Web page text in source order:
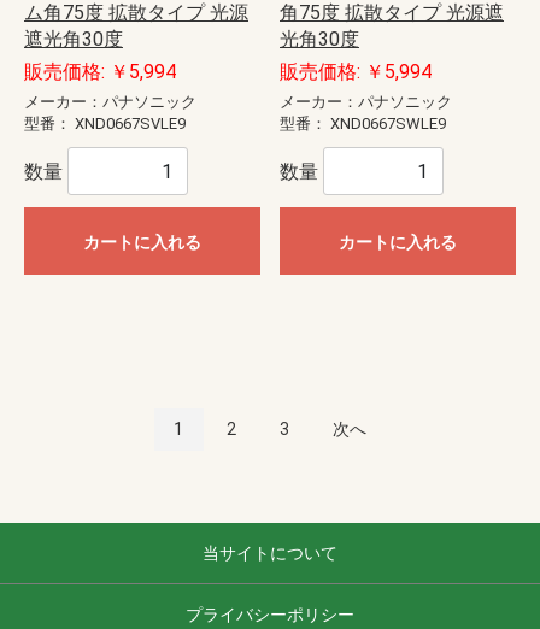
ム角75度 拡散タイプ 光源
遮光角30度
販売価格: ￥5,994
メーカー：パナソニック
型番： XND0667SVLE9
数量
カートに入れる
角75度 拡散タイプ 光源遮
光角30度
販売価格: ￥5,994
メーカー：パナソニック
型番： XND0667SWLE9
数量
カートに入れる
1 2 3 次へ
当サイトについて
プライバシーポリシー